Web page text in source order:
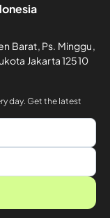
Barat, Ps. Minggu,
Jakarta 12510
day. Get the latest